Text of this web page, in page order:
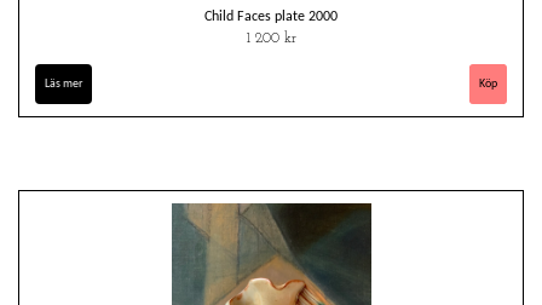
Child Faces plate 2000
1 200 kr
Läs mer